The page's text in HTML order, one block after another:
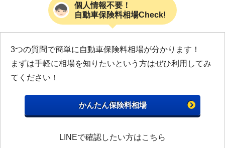
個人情報不要！
自動車保険料相場Check!
3つの質問で簡単に自動車保険料相場が分かります！
まずは手軽に相場を知りたいという方はぜひ利用してみ
てください！
かんたん保険料相場
LINEで確認したい方はこちら